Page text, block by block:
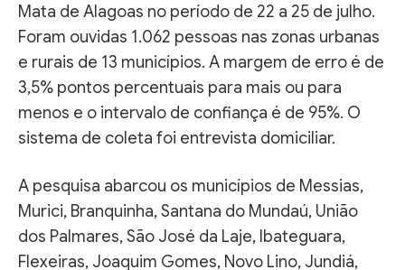
Mata de Alagoas no período de 22 a 25 de julho.
Foram ouvidas 1.062 pessoas nas zonas urbanas
e rurais de 13 municípios. A margem de erro é de
3,5% pontos percentuais para mais ou para
menos e o intervalo de confiança é de 95%. O
sistema de coleta foi entrevista domiciliar.
A pesquisa abarcou os municípios de Messias,
Murici, Branquinha, Santana do Mundaú, União
dos Palmares, São José da Laje, Ibateguara,
Flexeiras, Joaquim Gomes, Novo Lino, Jundiá,